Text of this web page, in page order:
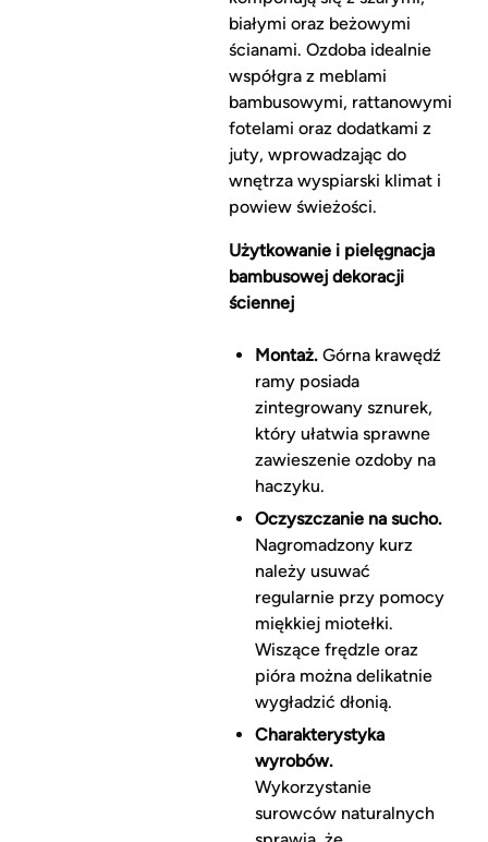
białymi oraz beżowymi
ścianami. Ozdoba idealnie
współgra z meblami
bambusowymi, rattanowymi
fotelami oraz dodatkami z
juty, wprowadzając do
wnętrza wyspiarski klimat i
powiew świeżości.
Użytkowanie i pielęgnacja
bambusowej dekoracji
ściennej
Montaż.Górna krawędź
ramy posiada
zintegrowany sznurek,
który ułatwia sprawne
zawieszenie ozdoby na
haczyku.
Oczyszczanie na sucho.
Nagromadzony kurz
należy usuwać
regularnie przy pomocy
miękkiej miotełki.
Wiszące frędzle oraz
pióra można delikatnie
wygładzić dłonią.
Charakterystyka
wyrobów.
Wykorzystanie
surowców naturalnych